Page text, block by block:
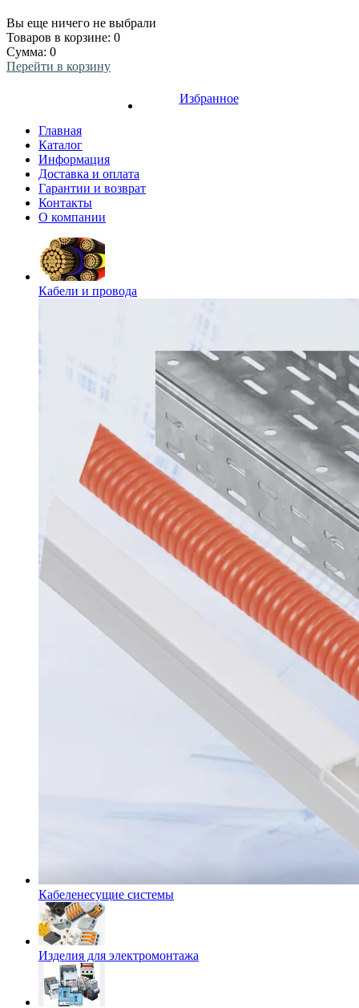
Вы еще ничего не выбрали
Товаров в корзине: 0
Сумма: 0
Перейти в корзину
Избранное
Главная
Каталог
Информация
Доставка и оплата
Гарантии и возврат
Контакты
О компании
Кабели и провода
Кабеленесущие системы
Изделия для электромонтажа